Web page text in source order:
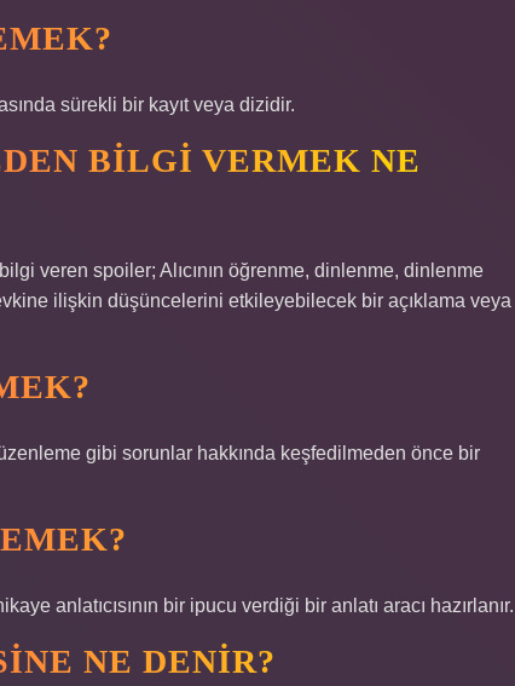
sürekli bir kayıt veya dizidir.
BILGI VERMEK NE
veren spoiler; Alıcının öğrenme, dinlenme, dinlenme
ilişkin düşüncelerini etkileyebilecek bir açıklama veya
gibi sorunlar hakkında keşfedilmeden önce bir
anlatıcısının bir ipucu verdiği bir anlatı aracı hazırlanır.
NE DENIR?